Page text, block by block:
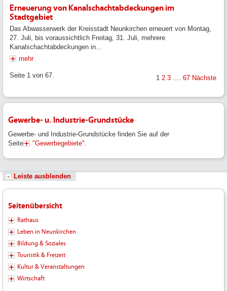
Erneuerung von Kanalschachtabdeckungen im
Stadtgebiet
Das Abwasserwerk der Kreisstadt Neunkirchen erneuert von Montag,
27. Juli, bis voraussichtlich Freitag, 31. Juli, mehrere
Kanalschachtabdeckungen in...
mehr
Seite 1 von 67. 1 2 3 67 Nächste
Gewerbe- u. Industrie-Grundstücke
Gewerbe- und Industrie-Grundstücke finden Sie auf der
Seite
"Gewerbegebiete".
Leiste ausblenden
Seitenübersicht
Rathaus
Leben in Neunkirchen
Bildung & Soziales
Touristik & Freizeit
Kultur & Veranstaltungen
Wirtschaft